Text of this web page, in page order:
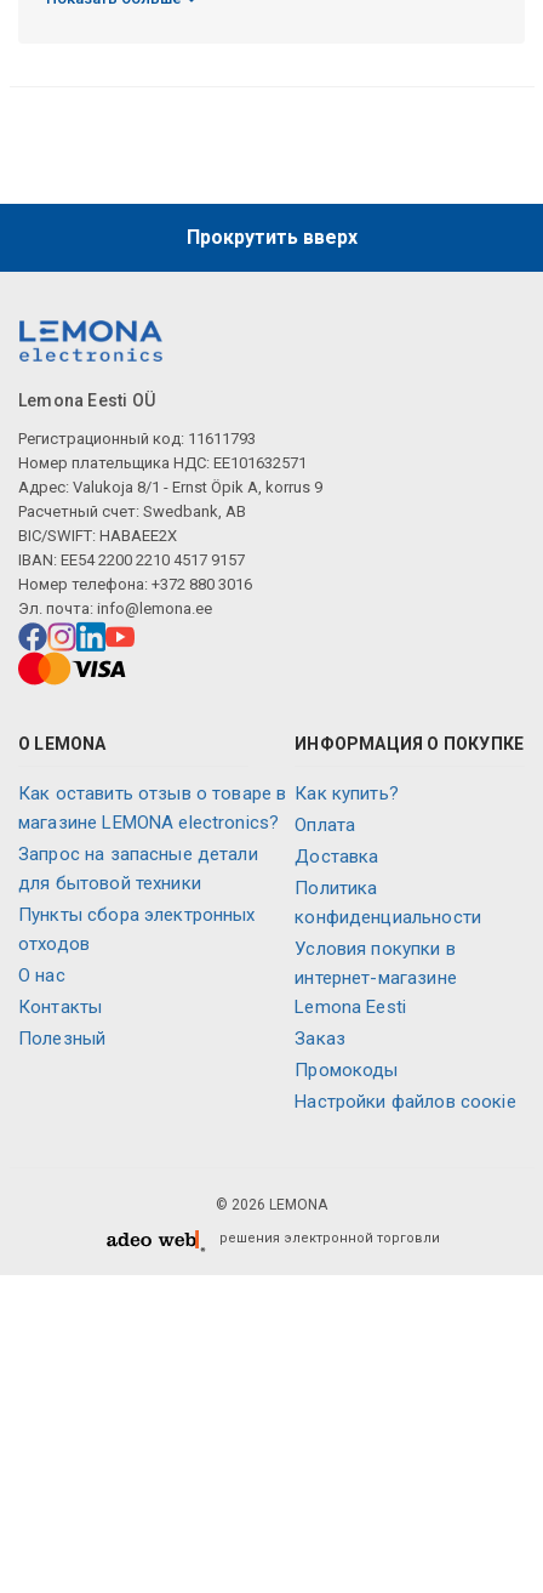
Прокрутить вверх
Lemona Eesti OÜ
Регистрационный код: 11611793
Номер плательщика НДС: EE101632571
Адрес: Valukoja 8/1 - Ernst Öpik A, korrus 9
Расчетный счет: Swedbank, AB
BIC/SWIFT: HABAEE2X
IBAN: EE54 2200 2210 4517 9157
Номер телефона: +372 880 3016
Эл. почта: info@lemona.ee
О LEMONA
Как оставить отзыв о товаре в
магазине LEMONA electronics?
Запрос на запасные детали
для бытовой техники
Пункты сбора электронных
отходов
О нас
Контакты
Полезный
ИНФОРМАЦИЯ О ПОКУПКЕ
Как купить?
Оплата
Доставка
Политика
конфиденциальности
Условия покупки в
интернет-магазине
Lemona Eesti
Заказ
Промокоды
Настройки файлов соокіе
© 2026 LEMONA
решения электронной торговли